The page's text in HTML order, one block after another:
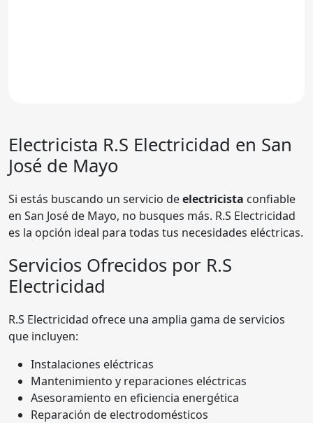
Electricista R.S Electricidad en San
José de Mayo
Si estás buscando un servicio deelectricista confiable
en San José de Mayo, no busques más. R.S Electricidad
es la opción ideal para todas tus necesidades eléctricas.
Servicios Ofrecidos por R.S
Electricidad
R.S Electricidad ofrece una amplia gama de servicios
que incluyen:
Instalaciones eléctricas
Mantenimiento y reparaciones eléctricas
Asesoramiento en eficiencia energética
Reparación de electrodomésticos